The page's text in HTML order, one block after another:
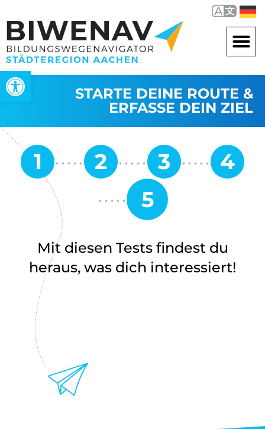
Werkzeugleiste öffnen
STARTE DEINE ROUTE &
ERFASSE DEIN ZIEL
Mit diesen Tests findest du
heraus, was dich interessiert!